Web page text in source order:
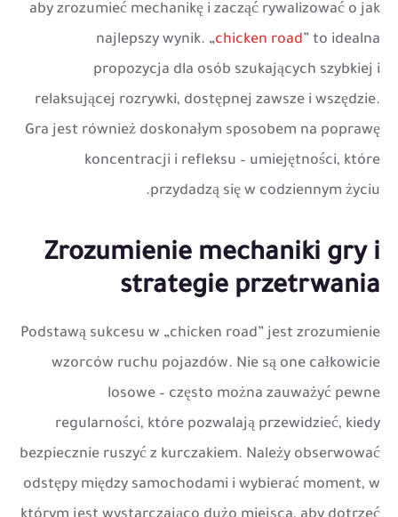
aby zrozumieć mechanikę i zacząć rywalizować o jak
najlepszy wynik. „chicken road” to idealna
propozycja dla osób szukających szybkiej i
relaksującej rozrywki, dostępnej zawsze i wszędzie.
Gra jest również doskonałym sposobem na poprawę
koncentracji i refleksu – umiejętności, które
przydadzą się w codziennym życiu.
Zrozumienie mechaniki gry i
strategie przetrwania
Podstawą sukcesu w „chicken road” jest zrozumienie
wzorców ruchu pojazdów. Nie są one całkowicie
losowe – często można zauważyć pewne
regularności, które pozwalają przewidzieć, kiedy
bezpiecznie ruszyć z kurczakiem. Należy obserwować
odstępy między samochodami i wybierać moment, w